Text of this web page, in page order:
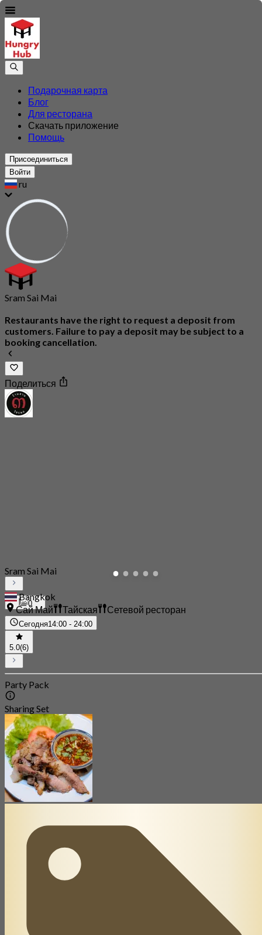
Подарочная карта
Блог
Для ресторана
Скачать приложение
Помощь
Присоединиться
Войти
ru
Sram Sai Mai
Restaurants have the right to request a deposit from
customers. Failure to pay a deposit may be subject to a
booking cancellation.
Поделиться
0
Sram Sai Mai
Bangkok
Сай Май
Тайская Сетевой ресторан
Сегодня14:00 - 24:00
5.0(6)
Party Pack
Sharing Set